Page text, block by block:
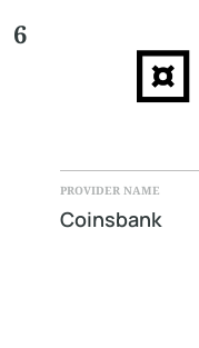
6
PROVIDER NAME
Coinsbank